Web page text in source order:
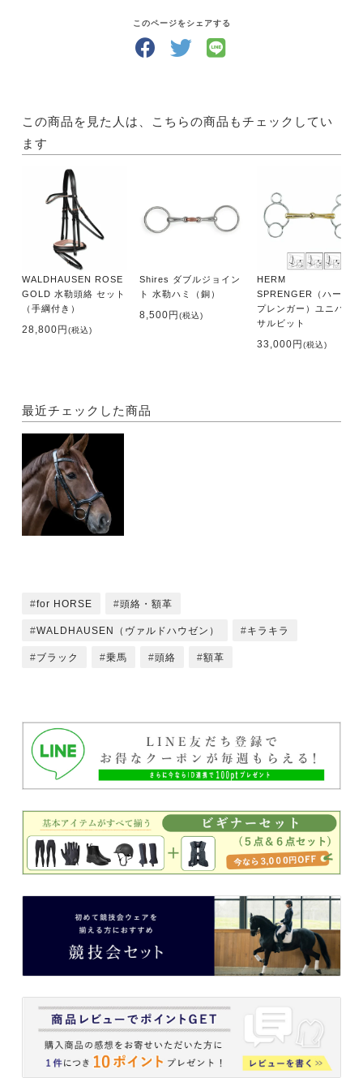
このページをシェアする
この商品を見た人は、こちらの商品もチェックしてい
ます
WALDHAUSEN ROSE
GOLD 水勒頭絡 セット
（手綱付き）
28,800円 (税込)
Shires ダブルジョイン
ト 水勒ハミ（銅）
8,500円 (税込)
HERM
SPRENGER（ハームス
プレンガー）ユニバー
サルビット
33,000円 (税込)
最近チェックした商品
for HORSE 頭絡・額革
WALDHAUSEN（ヴァルドハウゼン） キラキラ
ブラック 乗馬 頭絡 額革